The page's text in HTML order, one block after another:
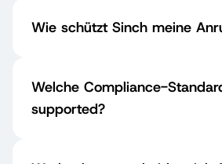
Wie schützt Sinch meine
Welche Compliance-
supported?